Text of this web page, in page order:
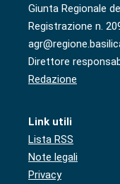
Giunta Regionale
Registrazione n.
Direttore
Redazione
Link utili
Lista RSS
Note legali
Privacy